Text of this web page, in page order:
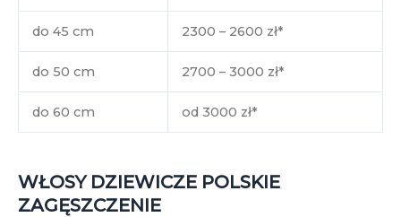
do 45 cm 2300 – 2600 zł*
do 50 cm 2700 – 3000 zł*
do 60 cm od 3000 zł*
WŁOSY DZIEWICZE POLSKIE
ZAGĘSZCZENIE